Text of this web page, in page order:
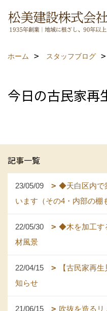
ホーム スタッフブログ
今日の古民家再
記事一覧
23/05/09
◆天白区内で
います（その4・内部の棚
22/05/30
◆木を加工す
材風景
22/04/15
【古民家再
知らせ
21/06/15 吹抜を造るリ